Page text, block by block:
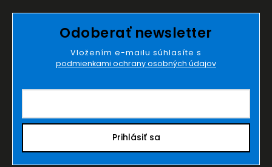
Odoberať newsletter
Vložením e-mailu súhlasíte s
podmienkami ochrany osobných údajov
Prihlásiť sa